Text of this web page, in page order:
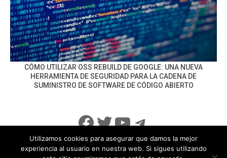
CÓMO UTILIZAR OSS REBUILD DE GOOGLE: UNA NUEVA
HERRAMIENTA DE SEGURIDAD PARA LA CADENA DE
SUMINISTRO DE SOFTWARE DE CÓDIGO ABIERTO
Facebook
Twitter
YouTube
Telegram
Utilizamos cookies para asegurar que damos la mejor
experiencia al usuario en nuestra web. Si sigues utilizando